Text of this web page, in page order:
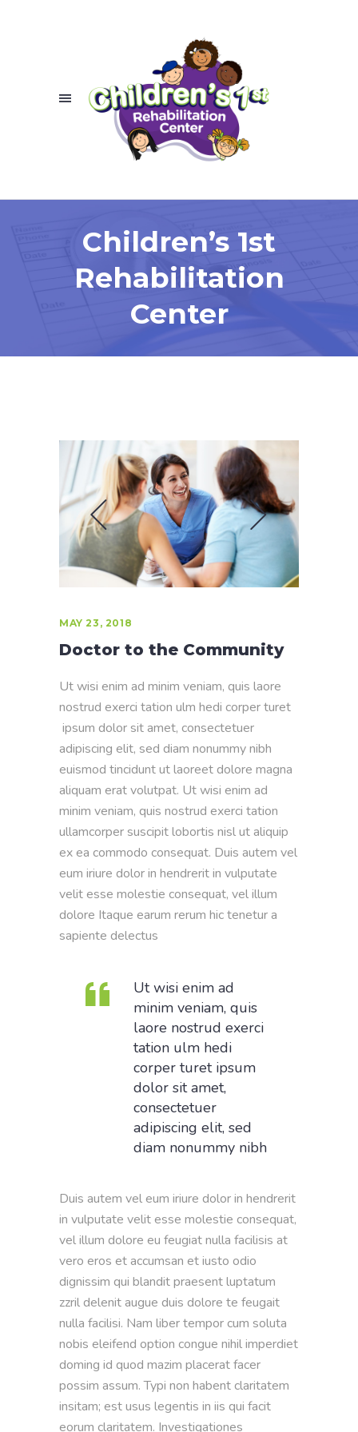
Children’s 1st
Rehabilitation
Center
MAY 23, 2018
Doctor to the Community
Ut wisi enim ad minim veniam, quis laore
nostrud exerci tation ulm hedi corper turet
ipsum dolor sit amet, consectetuer
adipiscing elit, sed diam nonummy nibh
euismod tincidunt ut laoreet dolore magna
aliquam erat volutpat. Ut wisi enim ad
minim veniam, quis nostrud exerci tation
ullamcorper suscipit lobortis nisl ut aliquip
ex ea commodo consequat. Duis autem vel
eum iriure dolor in hendrerit in vulputate
velit esse molestie consequat, vel illum
dolore Itaque earum rerum hic tenetur a
sapiente delectus
Ut wisi enim ad
minim veniam, quis
laore nostrud exerci
tation ulm hedi
corper turet ipsum
dolor sit amet,
consectetuer
adipiscing elit, sed
diam nonummy nibh
Duis autem vel eum iriure dolor in hendrerit
in vulputate velit esse molestie consequat,
vel illum dolore eu feugiat nulla facilisis at
vero eros et accumsan et iusto odio
dignissim qui blandit praesent luptatum
zzril delenit augue duis dolore te feugait
nulla facilisi. Nam liber tempor cum soluta
nobis eleifend option congue nihil imperdiet
doming id quod mazim placerat facer
possim assum. Typi non habent claritatem
insitam; est usus legentis in iis qui facit
eorum claritatem. Investigationes